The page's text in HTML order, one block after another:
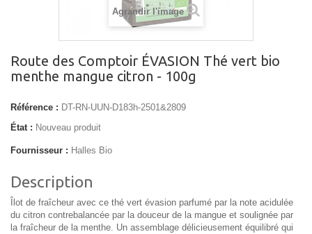
Agrandir l'image
Route des Comptoir ÉVASION Thé vert bio
menthe mangue citron - 100g
Référence : DT-RN-UUN-D183h-2501&2809
État : Nouveau produit
Fournisseur : Halles Bio
Description
Îlot de fraîcheur avec ce thé vert évasion parfumé par la note acidulée
du citron contrebalancée par la douceur de la mangue et soulignée par
la fraîcheur de la menthe. Un assemblage délicieusement équilibré qui